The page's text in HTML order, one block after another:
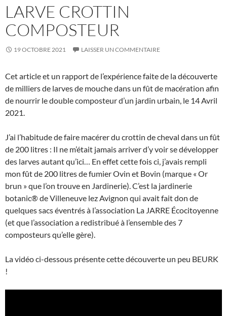
LARVE CROTTIN
COMPOSTEUR
19 OCTOBRE 2021 LAISSER UN COMMENTAIRE
Cet article et un rapport de l’expérience faite de la découverte
de milliers de larves de mouche dans un fût de macération afin
de nourrir le double composteur d’un jardin urbain, le 14 Avril
2021.
J’ai l’habitude de faire macérer du crottin de cheval dans un fût
de 200 litres : Il ne m’était jamais arriver d’y voir se développer
des larves autant qu’ici… En effet cette fois ci, j’avais rempli
mon fût de 200 litres de fumier Ovin et Bovin (marque « Or
brun » que l’on trouve en Jardinerie). C’est la jardinerie
botanic® de Villeneuve lez Avignon qui avait fait don de
quelques sacs éventrés à l’association La JARRE Écocitoyenne
(et que l’association a redistribué à l’ensemble des 7
composteurs qu’elle gère).
La vidéo ci-dessous présente cette découverte un peu BEURK
!